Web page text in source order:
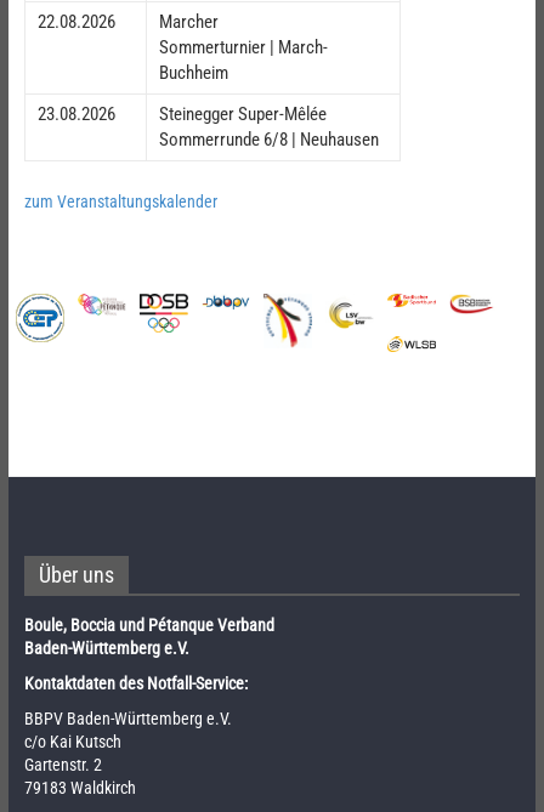
22.08.2026
Marcher
Sommerturnier | March-
Buchheim
23.08.2026
Steinegger Super-Mêlée
Sommerrunde 6/8 | Neuhausen
zum Veranstaltungskalender
Über uns
Boule, Boccia und Pétanque Verband
Baden-Württemberg e.V.
Kontaktdaten des Notfall-Service:
BBPV Baden-Württemberg e.V.
c/o Kai Kutsch
Gartenstr. 2
79183 Waldkirch